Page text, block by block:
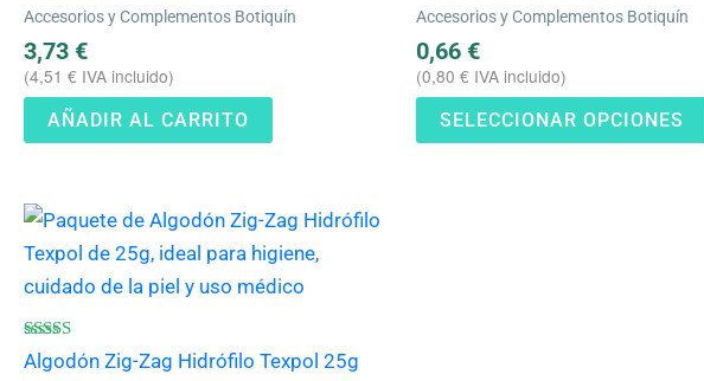
Accesorios y Complementos Botiquín
3,73 €
(4,51 € IVA incluido)
AÑADIR AL CARRITO
Accesorios y Complementos Botiquín
0,66 €
(0,80 € IVA incluido)
SELECCIONAR OPCIONES
Valorado
con
Algodón Zig-Zag Hidrófilo Texpol 25g